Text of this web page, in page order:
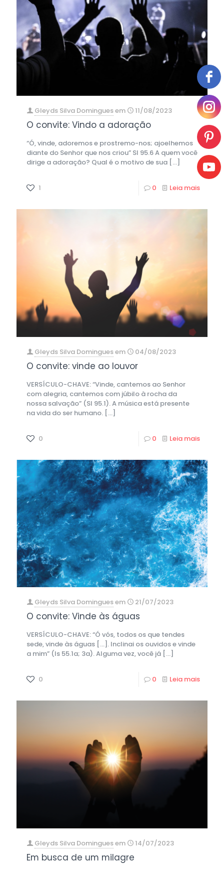
Gleyds Silva Dominguesem 11/08/2023
O convite: Vindo a adoração
“Ó, vinde, adoremos e prostremo-nos; ajoelhemos
diante do Senhor que nos criou” Sl 95.6 A quem você
dirige a adoração? Qual é o motivo de sua […]
1 0 Leia mais
Gleyds Silva Dominguesem 04/08/2023
O convite: vinde ao louvor
VERSÍCULO-CHAVE: “Vinde, cantemos ao Senhor
com alegria, cantemos com júbilo à rocha da
nossa salvação” (Sl 95.1). A música está presente
na vida do ser humano. […]
0 0 Leia mais
Gleyds Silva Dominguesem 21/07/2023
O convite: Vinde às águas
VERSÍCULO-CHAVE: “Ó vós, todos os que tendes
sede, vinde às águas […]. Inclinai os ouvidos e vinde
a mim” (Is 55.1a; 3a). Alguma vez, você já […]
0 0 Leia mais
Gleyds Silva Dominguesem 14/07/2023
Em busca de um milagre